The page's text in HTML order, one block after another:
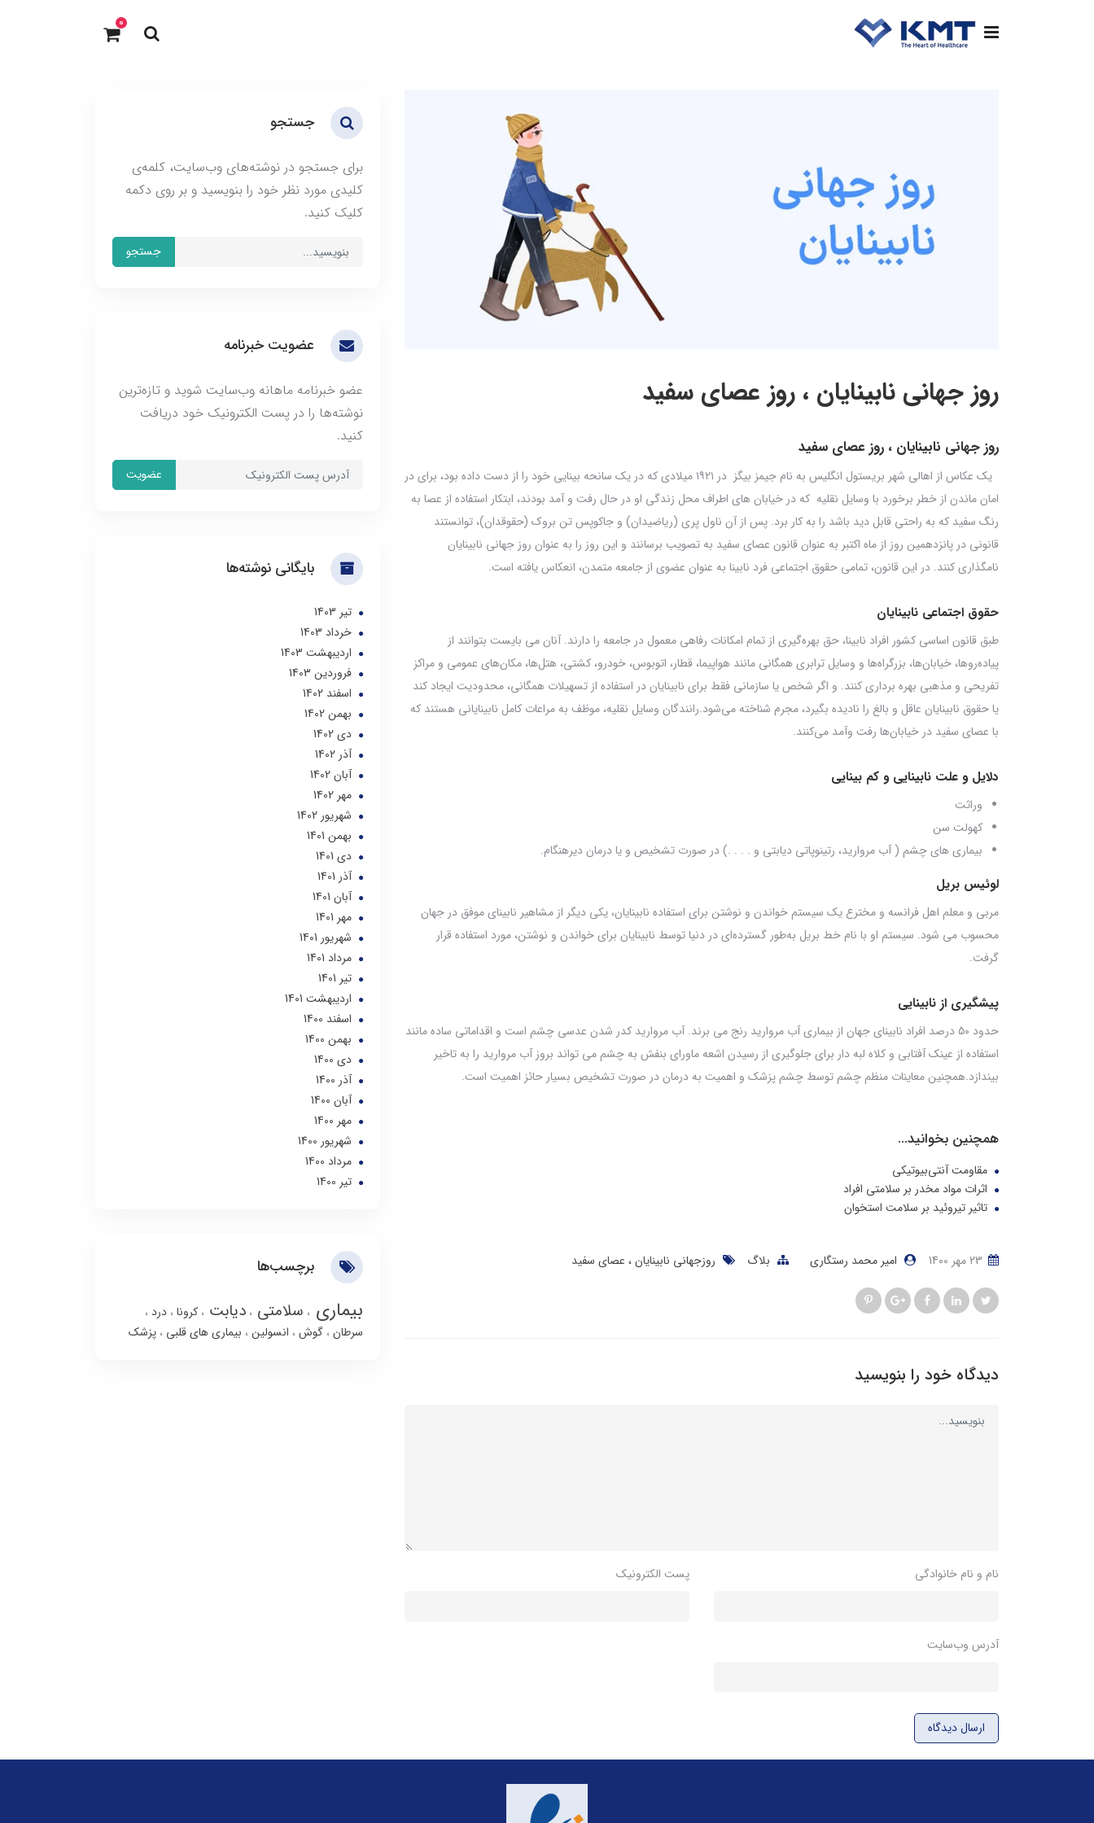
0
روز جهانی نابینایان ، روز عصای سفید
روز جهانی نابینایان ، روز عصای سفید
یک عکاس از اهالی شهر بریستول انگلیس به نام جیمز بیگز در ۱۹۲۱ میلادی که در یک سانحه بینایی خود را از دست داده بود، برای در
امان ماندن از خطر برخورد با وسایل نقلیه که در خیابان های اطراف محل زندگی او در حال رفت و آمد بودند، ابتکار استفاده از عصا به
رنگ سفید که به راحتی قابل دید باشد را به کار برد. پس از آن ناول‌ پری (ریاضیدان) و جاکوپس تن ‌بروک (حقوقدان)، توانستند
قانونی‌ در پانزدهمین روز از ماه اکتبر به عنوان قانون عصای سفید به تصویب برسانند و این روز را به عنوان روز جهانی نابینایان
نامگذاری کنند. در این قانون، تمامی حقوق اجتماعی فرد نابینا به عنوان عضوی از جامعه‌ متمدن، انعکاس یافته است.
حقوق اجتماعی نابینایان
طبق قانون اساسی کشور افراد نابینا، حق بهره‌گیری از تمام امکانات رفاهی معمول در جامعه را دارند. آنان می بایست بتوانند از
پیاده‌روها، خیابان‌ها، بزرگراه‌ها و وسایل ترابری همگانی مانند هواپیما، قطار، اتوبوس، خودرو، کشتی، هتل‌ها، مکان‌های عمومی و مراکز
تفریحی و مذهبی بهره ‌برداری کنند. و اگر شخص یا سازمانی فقط برای نابینایان در استفاده از تسهیلات همگانی، محدودیت ایجاد کند
یا حقوق نابینایان عاقل و بالغ را نادیده بگیرد، مجرم شناخته می‌شود.رانندگان وسایل نقلیه، موظف به مراعات کامل نابینایانی هستند که
با عصای سفید در خیابان‌ها رفت وآمد می‌کنند.
دلایل و علت نابینایی و کم بینایی
وراثت
کهولت سن
بیماری های چشم ( آب مروارید، رتینوپاتی دیابتی و . . . .) در صورت تشخیص و یا درمان دیرهنگام.
لوئیس بریل
مربی و معلم اهل فرانسه و مخترع یک سیستم خواندن و نوشتن برای استفاده نابینایان، یکی دیگر از مشاهیر نابینای موفق در جهان
محسوب می شود. سیستم او با نام خط بریل به‌طور گسترده‌ای در دنیا توسط نابینایان برای خواندن و نوشتن، مورد استفاده قرار
گرفت.
پیشگیری از نابینایی
حدود ۵۰ درصد افراد نابینای جهان از بیماری آب مروارید رنج می برند. آب مروارید کدر شدن عدسی چشم است و اقداماتی ساده مانند
استفاده از عینک آفتابی و کلاه لبه دار برای جلوگیری از رسیدن اشعه ماورای بنفش به چشم می تواند بروز آب مروارید را به تاخیر
بیندازد.همچنین معاینات منظم چشم توسط چشم پزشک و اهمیت به درمان در صورت تشخیص بسیار حائز اهمیت است.
همچنین بخوانید...
مقاومت آنتی‌بیوتیکی
اثرات مواد مخدر بر سلامتی افراد
تاثیر تیروئید بر سلامت استخوان
امیر محمد رستگاری بلاگ روزجهانی نابینایان عصای سفید
دیدگاه خود را بنویسید
نام و نام خانوادگی پست الکترونیک
آدرس وب‌سایت
ارسال دیدگاه
جستجو
برای جستجو در نوشته‌های وب‌سایت، کلمه‌ی
کلیدی مورد نظر خود را بنویسید و بر روی دکمه
کلیک کنید.
جستجو
عضویت خبرنامه
عضو خبرنامه ماهانه وب‌سایت شوید و تازه‌ترین
نوشته‌ها را در پست الکترونیک خود دریافت
کنید.
عضویت
بایگانی نوشته‌ها
تير 1403
خرداد 1403
ارديبهشت 1403
فروردین 1403
اسفند 1402
بهمن 1402
دی 1402
آذر 1402
آبان 1402
مهر 1402
شهریور 1402
بهمن 1401
دی 1401
آذر 1401
آبان 1401
مهر 1401
شهریور 1401
مرداد 1401
تير 1401
ارديبهشت 1401
اسفند 1400
بهمن 1400
دی 1400
آذر 1400
آبان 1400
مهر 1400
شهریور 1400
مرداد 1400
تير 1400
برچسب‌ها
بیماری سلامتی دیابت کرونا درد
سرطان گوش انسولین بیماری های قلبی پزشک